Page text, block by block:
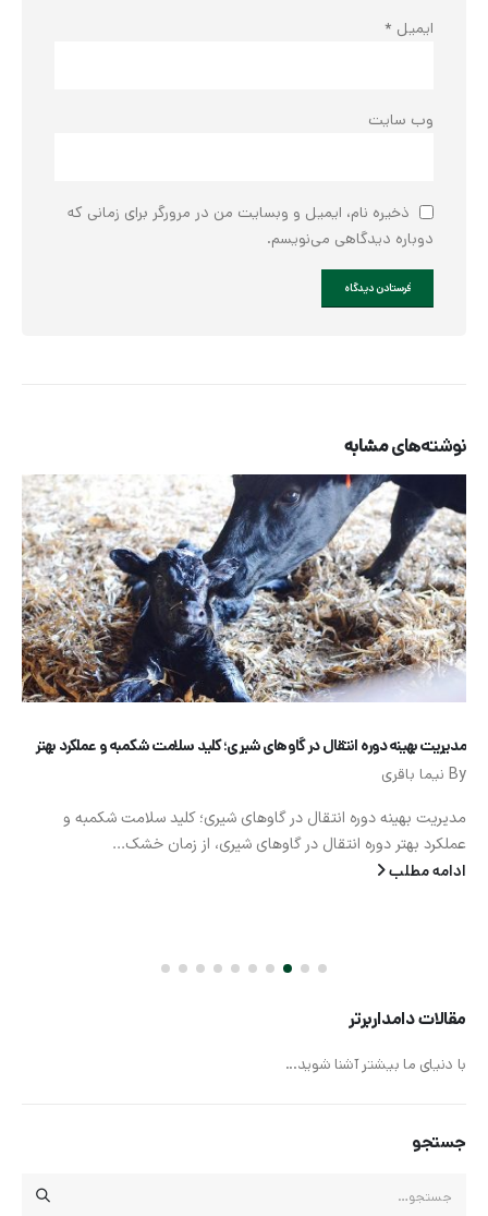
ایمیل *
وب‌ سایت
ذخیره نام، ایمیل و وبسایت من در مرورگر برای زمانی که
دوباره دیدگاهی می‌نویسم.
نوشته‌هایمشابه
مدیریت بهینه دوره انتقال در گاوهای شیری؛ کلید سلامت شکمبه و عملکرد بهتر
By نیما باقری
مدیریت بهینه دوره انتقال در گاوهای شیری؛ کلید سلامت شکمبه و
عملکرد بهتر دوره انتقال در گاوهای شیری، از زمان خشک...
ادامه مطلب
مقالات دامداربرتر
با دنیای ما بیشتر آشنا شوید...
جستجو